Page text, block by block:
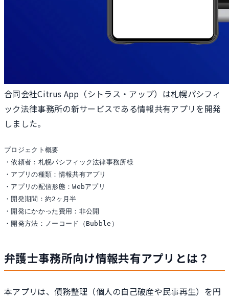
合同会社Citrus App（シトラス・アップ）は札幌パシフィ
ック法律事務所の新サービスである情報共有アプリを開発
しました。
プロジェクト概要
・依頼者：札幌パシフィック法律事務所様
・アプリの種類：情報共有アプリ
・アプリの配信形態：Webアプリ
・開発期間：約2ヶ月半
・開発にかかった費用：非公開
・開発方法：ノーコード（Bubble）
弁護士事務所向け情報共有アプリとは？
本アプリは、債務整理（個人の自己破産や民事再生）を円